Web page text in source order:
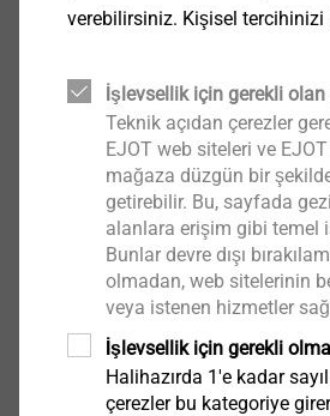
Teknik Özellikler
Uygulamalar
MOLA alçıpan dübellerinin
MOLA maşası
verebilirsiniz. Kişisel tercihinizi
İşlevsellik için gerekli olan
Teknik açıdan çerezler
EJOT web siteleri ve
mağaza düzgün bir
getirebilir. Bu, sayfada
alanlara erişim gibi temel
Bunlar devre dışı
olmadan, web sitelerinin
veya istenen hizmetler
İşlevsellik için gerekli
Halihazırda 1'e kadar
çerezler bu kategoriye